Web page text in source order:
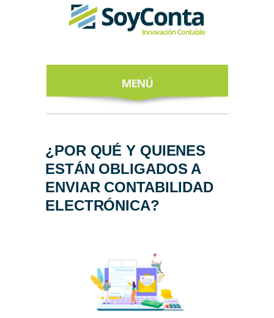
ACERCA DE
NUESTROS
EXPERTOS
TODO SOBRE
AL NEWSLETTER
¿POR QUÉ Y QUIENES
ESTÁN OBLIGADOS A
ENVIAR CONTABILIDAD
ELECTRÓNICA?